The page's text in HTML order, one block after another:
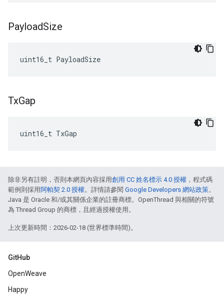
PayloadSize
uint16_t PayloadSize
TxGap
uint16_t TxGap
除非另有註明，否則本網頁內容採用創用 CC 姓名標示 4.0 授權 ，程式碼
範例則採用 阿帕契 2.0 授權。詳情請參閱 Google Developers 網站政策。
Java 是 Oracle 和/或其關係企業的註冊商標。OpenThread 與相關的符號
為 Thread Group 的商標，且經過授權使用。
上次更新時間：2026-02-18 (世界標準時間)。
GitHub
OpenWeave
Happy